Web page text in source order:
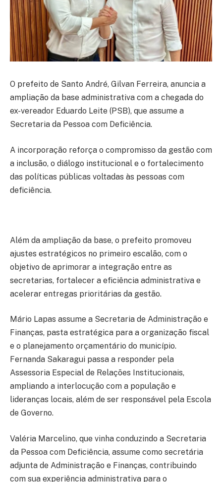
O prefeito de Santo André, Gilvan Ferreira, anuncia a
ampliação da base administrativa com a chegada do
ex-vereador Eduardo Leite (PSB), que assume a
Secretaria da Pessoa com Deficiência.
A incorporação reforça o compromisso da gestão com
a inclusão, o diálogo institucional e o fortalecimento
das políticas públicas voltadas às pessoas com
deficiência.
Além da ampliação da base, o prefeito promoveu
ajustes estratégicos no primeiro escalão, com o
objetivo de aprimorar a integração entre as
secretarias, fortalecer a eficiência administrativa e
acelerar entregas prioritárias da gestão.
Mário Lapas assume a Secretaria de Administração e
Finanças, pasta estratégica para a organização fiscal
e o planejamento orçamentário do município.
Fernanda Sakaragui passa a responder pela
Assessoria Especial de Relações Institucionais,
ampliando a interlocução com a população e
lideranças locais, além de ser responsável pela Escola
de Governo.
Valéria Marcelino, que vinha conduzindo a Secretaria
da Pessoa com Deficiência, assume como secretária
adjunta de Administração e Finanças, contribuindo
com sua experiência administrativa para o